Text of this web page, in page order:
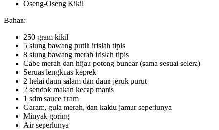
Oseng-Oseng Kikil
Bahan:
250 gram kikil
5 siung bawang putih irislah tipis
8 siung bawang merah irislah tipis
Cabe merah dan hijau potong bundar (sama sesuai selera)
Seruas lengkuas keprek
2 helai daun salam dan daun jeruk purut
2 sendok makan kecap manis
1 sdm sauce tiram
Garam, gula merah, dan kaldu jamur seperlunya
Minyak goring
Air seperlunya